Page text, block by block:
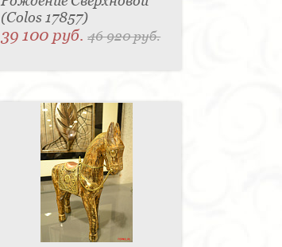
(Colos 17857)
39 100 руб.46 920 руб.